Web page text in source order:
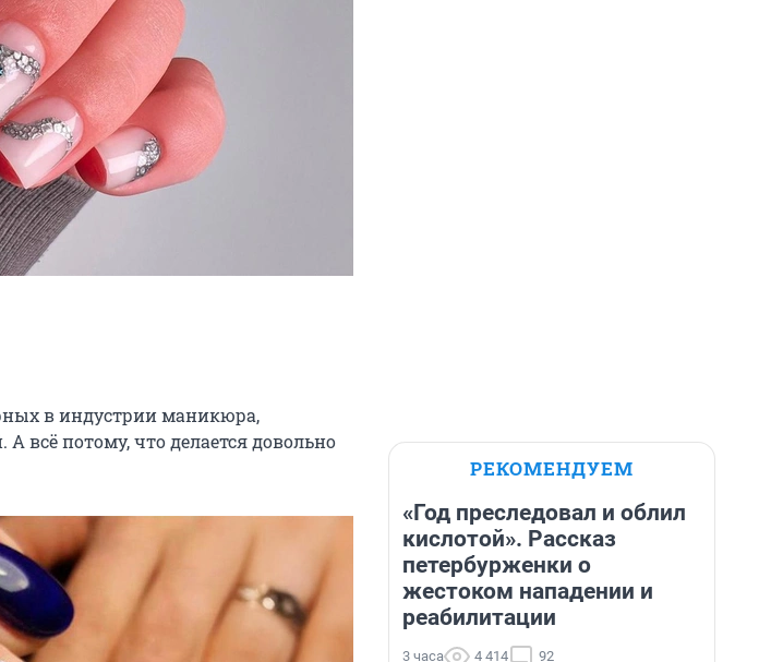
в индустрии маникюра,
всё потому, что делается довольно
РЕКОМЕНДУЕМ
«Год преследовал и облил
кислотой». Рассказ
петербурженки о
жестоком нападении и
реабилитации
3 часа 4 414 92